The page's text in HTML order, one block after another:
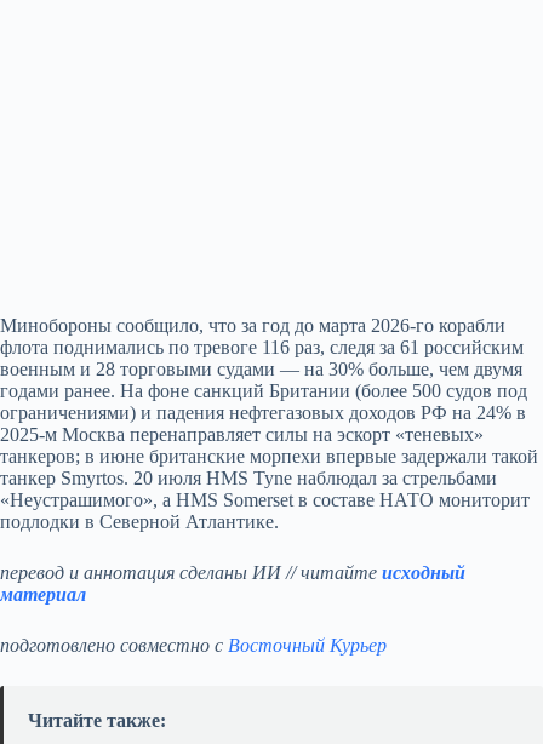
Минобороны сообщило, что за год до марта 2026-го корабли
флота поднимались по тревоге 116 раз, следя за 61 российским
военным и 28 торговыми судами — на 30% больше, чем двумя
годами ранее. На фоне санкций Британии (более 500 судов под
ограничениями) и падения нефтегазовых доходов РФ на 24% в
2025-м Москва перенаправляет силы на эскорт «теневых»
танкеров; в июне британские морпехи впервые задержали такой
танкер Smyrtos. 20 июля HMS Tyne наблюдал за стрельбами
«Неустрашимого», а HMS Somerset в составе НАТО мониторит
подлодки в Северной Атлантике.
перевод и аннотация сделаны ИИ // читайте исходный
материал
подготовлено совместно с Восточный Курьер
Читайте также: